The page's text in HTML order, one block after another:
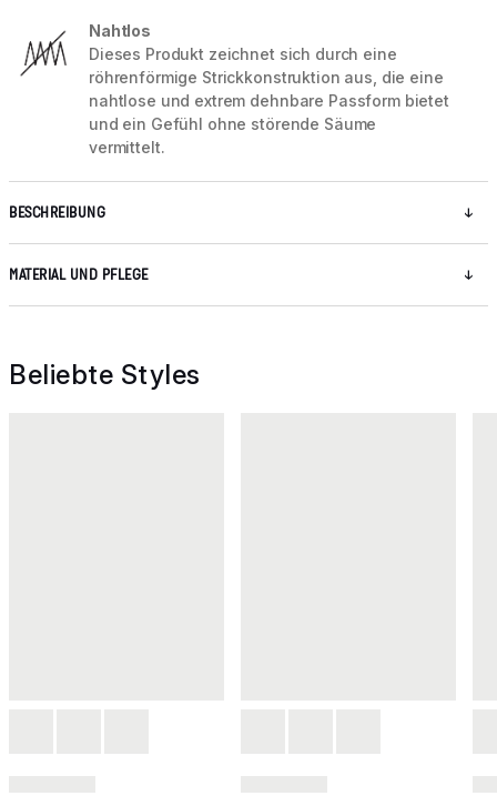
Nahtlos
Dieses Produkt zeichnet sich durch eine
röhrenförmige Strickkonstruktion aus, die eine
nahtlose und extrem dehnbare Passform bietet
und ein Gefühl ohne störende Säume
vermittelt.
BESCHREIBUNG
MATERIAL UND PFLEGE
Beliebte Styles